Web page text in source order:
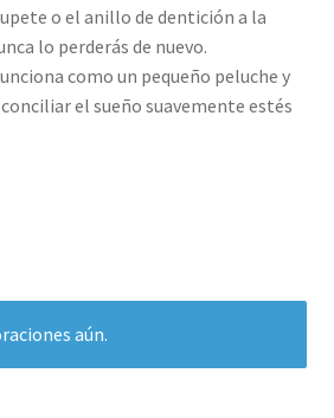
o el anillo de dentición a la
lo perderás de nuevo.
como un pequeño peluche y
el sueño suavemente estés
aún.